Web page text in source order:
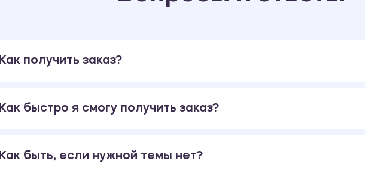
Как получить заказ?
Как быстро я смогу получить заказ?
Как быть, если нужной темы нет?